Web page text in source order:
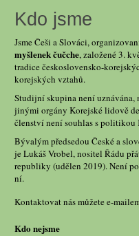
Kdo jsme
Jsme Češi a Slováci,
myšlenek čučche, založené 3.
tradice československo-
korejských vztahů.
Studijní skupina není
jinými orgány Korejské lidově
členství není souhlas s politikou
Bývalým předsedou České a
je Lukáš Vrobel, nositel Řádu
republiky (udělen 2019). Není
ní.
Kontaktovat nás můžete e-
Kdo nejsme